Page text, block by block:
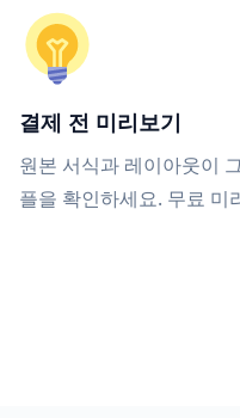
결제 전 미리보기
원본 서식과 레이아웃이
플을 확인하세요. 무료 미